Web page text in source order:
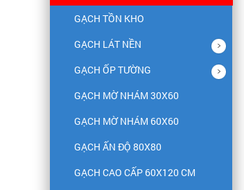
GẠCH TỒN KHO
GẠCH LÁT NỀN
GẠCH ỐP TƯỜNG
GẠCH MỜ NHÁM 30X60
GẠCH MỜ NHÁM 60X60
GẠCH ẤN ĐỘ 80X80
GẠCH CAO CẤP 60X120 CM